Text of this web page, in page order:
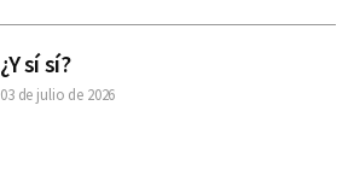
¿Y sí sí?
03 de julio de 2026